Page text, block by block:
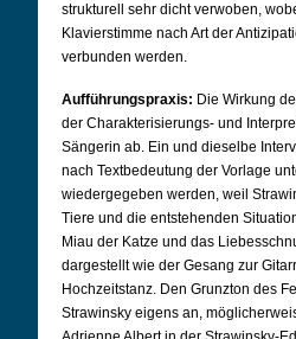
strukturell sehr dicht verwoben,
Klavierstimme nach Art der
verbunden werden.
Aufführungspraxis: Die Wirkung
der Charakterisierungs- und
Sängerin ab. Ein und dieselbe
nach Textbedeutung der Vorlage
wiedergegeben werden, weil
Tiere und die entstehenden
Miau der Katze und das
dargestellt wie der Gesang zur
Hochzeitstanz. Den Grunzton des
Strawinsky eigens an,